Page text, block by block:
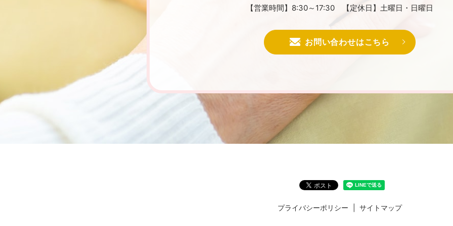
【営業時間】8:30～17:30 【定休日】土曜日・日曜日
お問い合わせはこちら
プライバシーポリシー サイトマップ